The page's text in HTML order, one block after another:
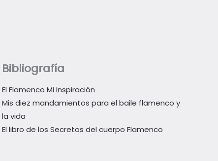
Bibliografía
El Flamenco Mi Inspiración
Mis diez mandamientos para el baile flamenco y
la vida
El libro de los Secretos del cuerpo Flamenco